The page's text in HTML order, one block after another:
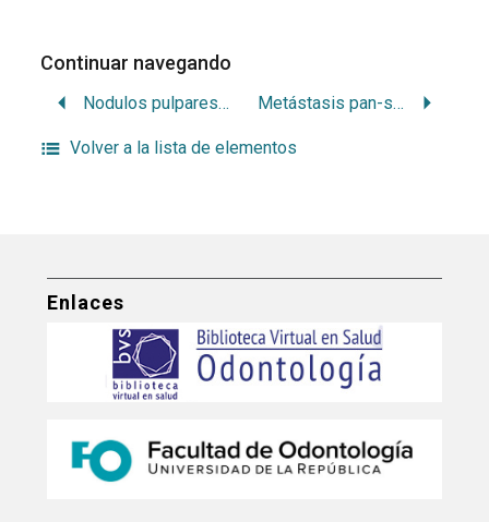
Continuar navegando
Nodulos pulpares: contribución a su estudio Metástasis pan-sinusal de un tumor primitivo del ojo
Volver a la lista de elementos
Enlaces